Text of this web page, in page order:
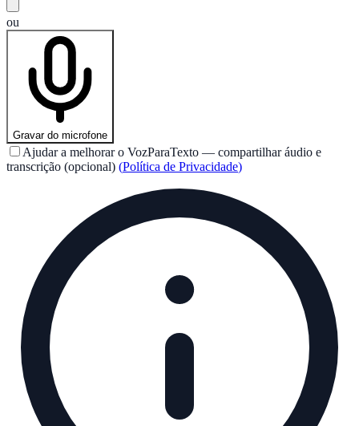
ou
Gravar do microfone
Ajudar a melhorar o VozParaTexto — compartilhar áudio e
transcrição (opcional) (Política de Privacidade)